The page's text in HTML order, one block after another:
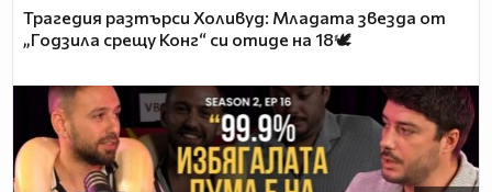
Трагедия разтърси Холивуд: Младата звезда от
„Годзила срещу Конг“ си отиде на 18🕊️